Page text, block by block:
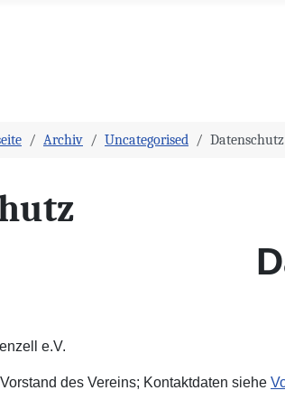
Archiv Uncategorised Datenschutz
e.V.
des Vereins; Kontaktdaten siehe